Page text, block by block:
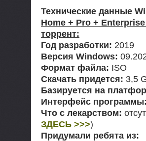
Технические данные
Home + Pro +
торрент:
Год разработки: 2019
Версия Windows:
Формат файла: ISO
Скачать придется: 3,5
Базируется на
Интерфейс
Что с лекарством:
ЗДЕСЬ >>>)
Придумали ребята из: